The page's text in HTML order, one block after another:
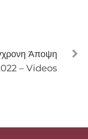
Άποψη
– Videos